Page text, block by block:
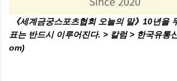
《세계금궁스포츠협회 오늘의 말》10년을
표는 반드시 이루어진다. > 칼럼 > 한국유
om)